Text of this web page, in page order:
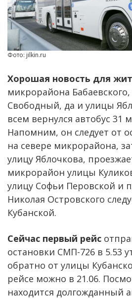
Фото: jilkin.ru
Хорошая новость для
микрорайона Бабаевского,
Свободный, да и улицы
всем вернулся автобус 31
Напомним, он следует от
на севере микрорайона,
улицу Яблочкова,
микрорайон улицы
улицу Софьи Перовской и
Николая Островского
Кубанской.
Сейчас первый рейс
остановки СМП-726 в 5.53
обратно от улицы
рейсе можно в 21.06.
находится долгожданный